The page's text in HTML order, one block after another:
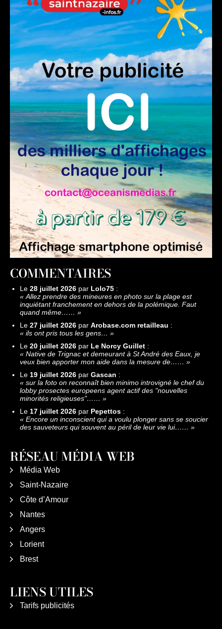
COMMENTAIRES
Le 28 juillet 2026 par Lolo75 :
« Allez prendre des mineures en photo sur la plage est
inquiétant franchement en dehors de la polémique. Faut
quand même…… »
Le 27 juillet 2026 par Arobase.com retailleau :
« ils ont pris tous les gens… »
Le 20 juillet 2026 par Le Norcy Guillet :
« Native de Trignac et demeurant à St André des Eaux, je
veux bien apporter mon aide dans la mesure de…… »
Le 19 juillet 2026 par Gascan :
« sur la foto on reconnaît bien minimo introvigné le chef du
lobby prosectes europeens agent actif des "nouvelles
minorités religieuses"…… »
Le 17 juillet 2026 par Pepettos :
« Encore un inconscient qui a voulu plonger sans se soucier
des sauveteurs qui souvent au péril de leur vie lui…… »
RÉSEAU MÉDIA WEB
Média Web
Saint-Nazaire
Côte d’Amour
Nantes
Angers
Lorient
Brest
LIENS UTILES
Tarifs publicités